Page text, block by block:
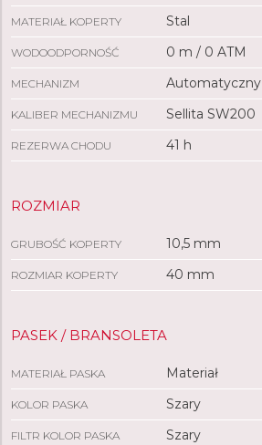
MATERIAŁ KOPERTY Stal
WODOODPORNOŚĆ 0 m / 0 ATM
MECHANIZM Automatyczny
KALIBER MECHANIZMU Sellita SW200
REZERWA CHODU 41 h
ROZMIAR
GRUBOŚĆ KOPERTY 10,5 mm
ROZMIAR KOPERTY 40 mm
PASEK / BRANSOLETA
MATERIAŁ PASKA Materiał
KOLOR PASKA Szary
FILTR KOLOR PASKA Szary